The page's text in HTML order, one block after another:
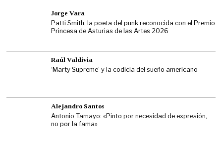
Jorge Vara
Patti Smith, la poeta del punk reconocida con el Premio
Princesa de Asturias de las Artes 2026
Raúl Valdivia
‘Marty Supreme’ y la codicia del sueño americano
Alejandro Santos
Antonio Tamayo: «Pinto por necesidad de expresión,
no por la fama»